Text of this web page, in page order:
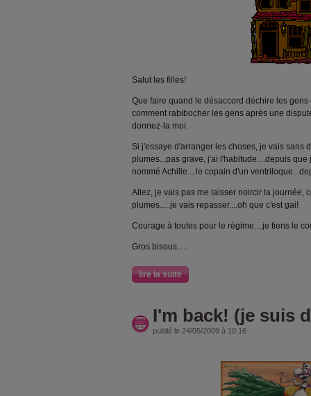
Salut les filles!
Que faire quand le désaccord déchire les
comment rabibocher les gens après une
donnez-la moi.
Si j'essaye d'arranger les choses, je vais sans
plumes...pas grave, j'ai l'habitude....depuis
nommé Achille....le copain d'un
Allez, je vais pas me laisser noircir la journée,
plumes.....je vais repasser....oh que c'est gai!
Courage à toutes pour le régime....je tiens le
Gros bisous.....
lire la suite
I'm back! (je suis
publié le 24/05/2009 à 10:16